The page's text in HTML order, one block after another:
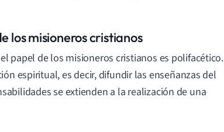
los misioneros cristianos
papel de los misioneros cristianos es polifacético.
espiritual, es decir, difundir las enseñanzas del
se extienden a la realización de una